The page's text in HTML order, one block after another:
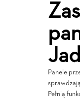
Panele
Pełnią